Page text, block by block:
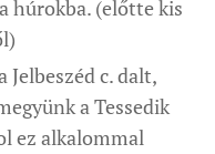
húrokba. (előtte kis
Jelbeszéd c. dalt,
a Tessedik
ez alkalommal